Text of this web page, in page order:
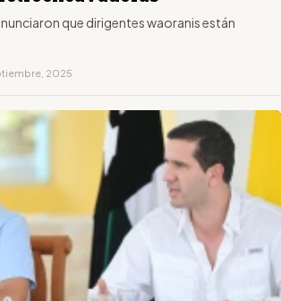
que dirigentes waoranis están
2025